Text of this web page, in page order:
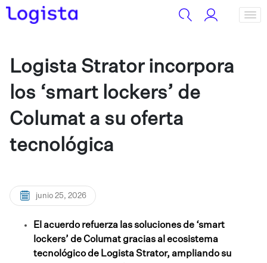
Logista Strator incorpora
los ‘smart lockers’ de
Columat a su oferta
tecnológica
junio 25, 2026
El acuerdo refuerza las soluciones de ‘smart
lockers’ de Columat gracias al ecosistema
tecnológico de Logista Strator, ampliando su